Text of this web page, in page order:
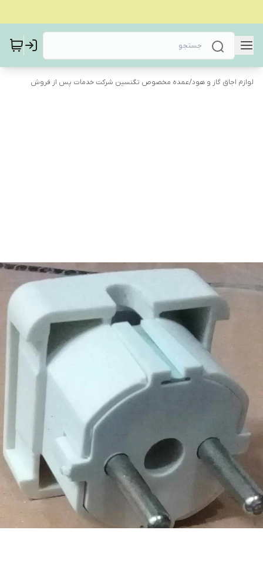
لوازم اجاق گاز و هود/عمده مخصوص تگنسین شرکت خدمات پس از فروش